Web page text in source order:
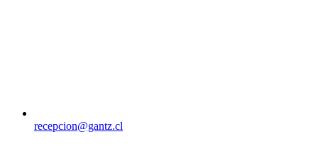
recepcion@gantz.cl